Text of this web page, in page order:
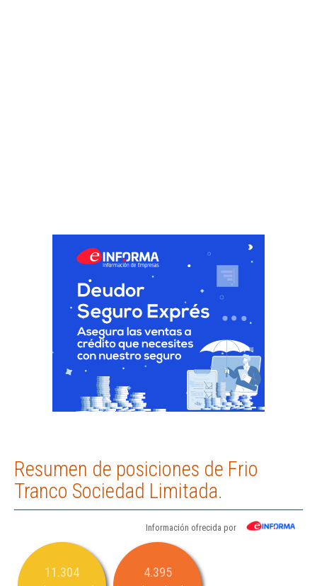
Resumen de posiciones de Frio
Tranco Sociedad Limitada.
Información ofrecida por
11.304 4.395